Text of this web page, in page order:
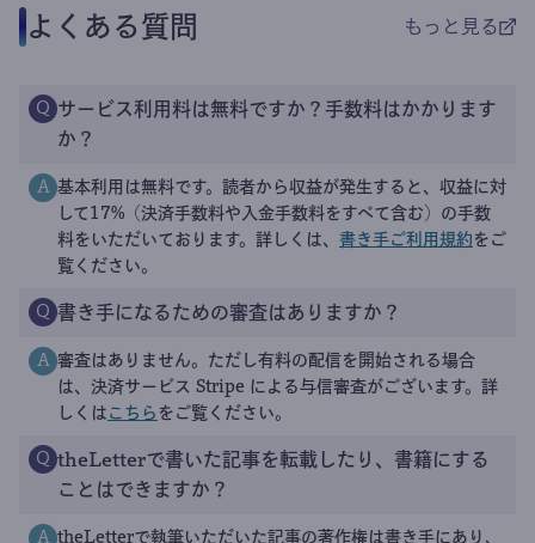
よくある質問 もっと見る
Q サービス利用料は無料ですか？手数料はかかります
か？
A 基本利用は無料です。読者から収益が発生すると、収益に対
して17%（決済手数料や入金手数料をすべて含む）の手数
料をいただいております。詳しくは、 書き手ご利用規約 をご
覧ください。
Q 書き手になるための審査はありますか？
A 審査はありません。ただし有料の配信を開始される場合
は、決済サービス Stripe による与信審査がございます。詳
しくは こちら をご覧ください。
Q theLetterで書いた記事を転載したり、書籍にする
ことはできますか？
A theLetterで執筆いただいた記事の著作権は書き手にあり、